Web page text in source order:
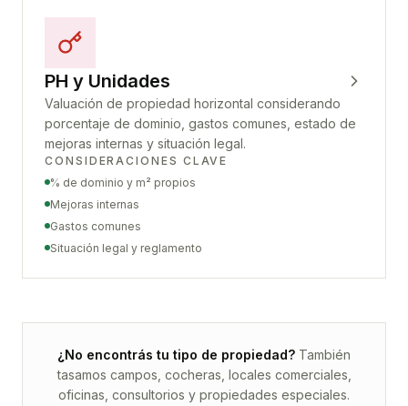
PH y Unidades
Valuación de propiedad horizontal considerando
porcentaje de dominio, gastos comunes, estado de
mejoras internas y situación legal.
CONSIDERACIONES CLAVE
% de dominio y m² propios
Mejoras internas
Gastos comunes
Situación legal y reglamento
¿No encontrás tu tipo de propiedad? También
tasamos campos, cocheras, locales comerciales,
oficinas, consultorios y propiedades especiales.